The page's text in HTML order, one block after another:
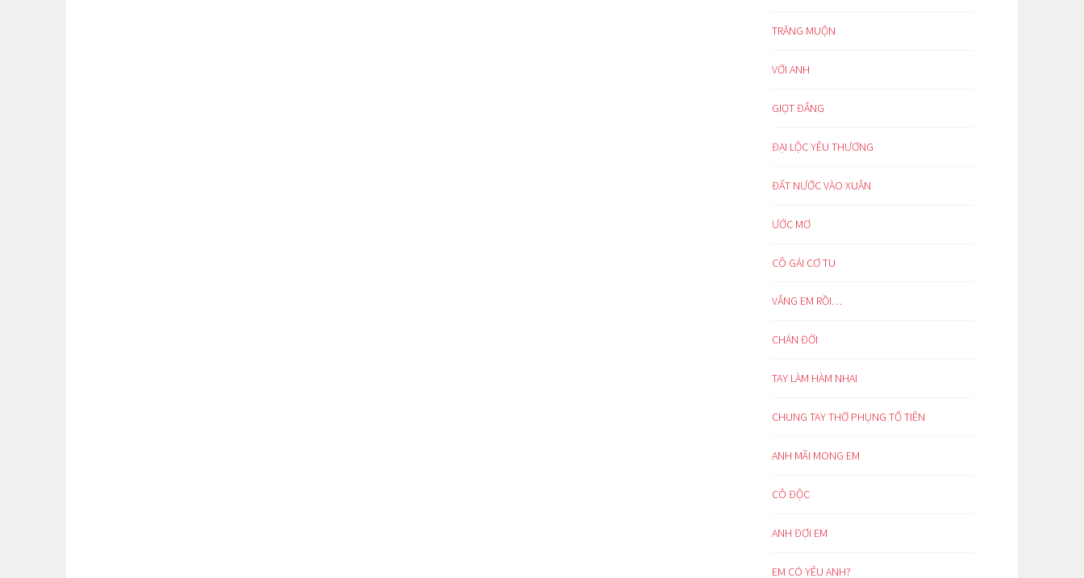
TRĂNG MUỘN
VỚI ANH
GIỌT ĐẮNG
ĐẠI LỘC YÊU THƯƠNG
ĐẤT NƯỚC VÀO XUÂN
ƯỚC MƠ
CÔ GÁI CƠ TU
VẮNG EM RỒI…
CHÁN ĐỜI
TAY LÀM HÀM NHAI
CHUNG TAY THỜ PHỤNG TỔ TIÊN
ANH MÃI MONG EM
CÔ ĐỘC
ANH ĐỢI EM
EM CÓ YÊU ANH?